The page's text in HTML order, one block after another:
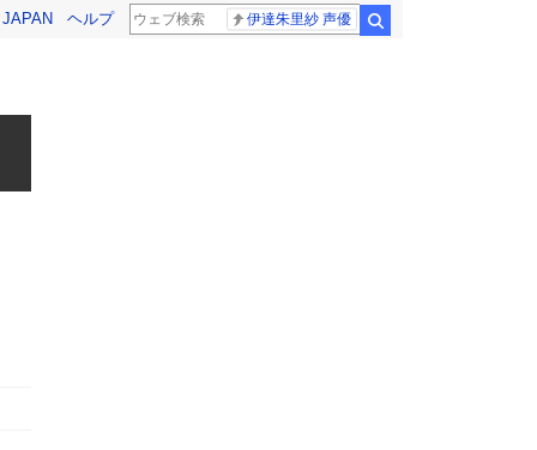
ヘルプ 伊達朱里紗 声優